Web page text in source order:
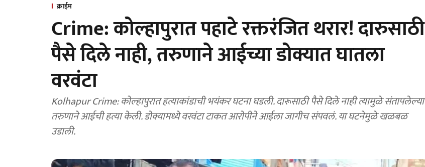
क्राईम
Crime: कोल्हापुरात पहाटे रक्तरंजित थरार! दारुसाठी
पैसे दिले नाही, तरुणाने आईच्या डोक्यात घातला
वरवंटा
Kolhapur Crime: कोल्हापुरात हत्याकांडाची भयंकर घटना घडली. दारूसाठी पैसे दिले नाही त्यामुळे संतापलेल्या
तरुणाने आईची हत्या केली. डोक्यामध्ये वरवंटा टाकत आरोपीने आईला जागीच संपवलं. या घटनेमुळे खळबळ
उडाली.